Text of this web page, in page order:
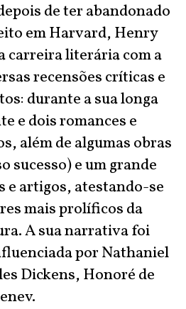
de ter abandonado
em Harvard, Henry
carreira literária com a
recensões críticas e
durante a sua longa
e dois romances e
além de algumas obras
sucesso) e um grande
e artigos, atestando-se
mais prolíficos da
A sua narrativa foi
por Nathaniel
Dickens, Honoré de